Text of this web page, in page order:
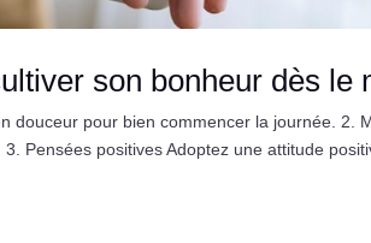
son bonheur dès le
douceur pour bien commencer la journée. 2.
Pensées positives Adoptez une attitude